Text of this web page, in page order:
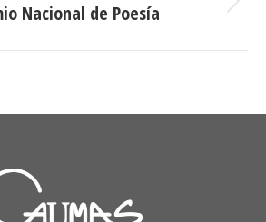
Publicación
Nacional de Poesía